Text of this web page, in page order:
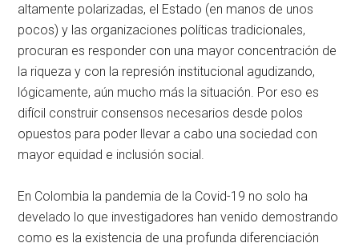
altamente polarizadas, el Estado (en manos de unos
pocos) y las organizaciones políticas tradicionales,
procuran es responder con una mayor concentración de
la riqueza y con la represión institucional agudizando,
lógicamente, aún mucho más la situación. Por eso es
difícil construir consensos necesarios desde polos
opuestos para poder llevar a cabo una sociedad con
mayor equidad e inclusión social.
En Colombia la pandemia de la Covid-19 no solo ha
develado lo que investigadores han venido demostrando
como es la existencia de una profunda diferenciación